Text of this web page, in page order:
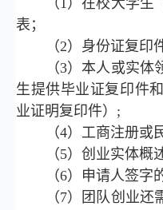
（1）在校大学
表；
（2）身份证复印
（3）本人或实
生提供毕业证复印件
业证明复印件）;
（4）工商注册或
（5）创业实体概
（6）申请人签字
（7）团队创业